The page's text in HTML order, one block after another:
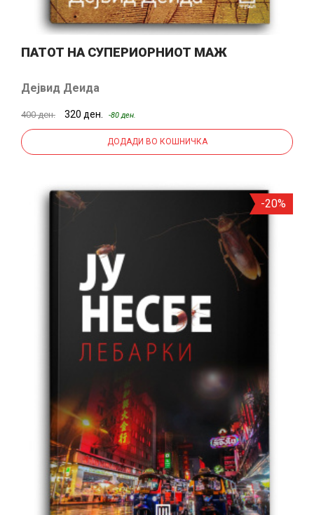
ПАТОТ НА СУПЕРИОРНИОТ МАЖ
Дејвид Деида
400 ден. 320 ден. -80 ден.
ДОДАДИ ВО КОШНИЧКА
-20%